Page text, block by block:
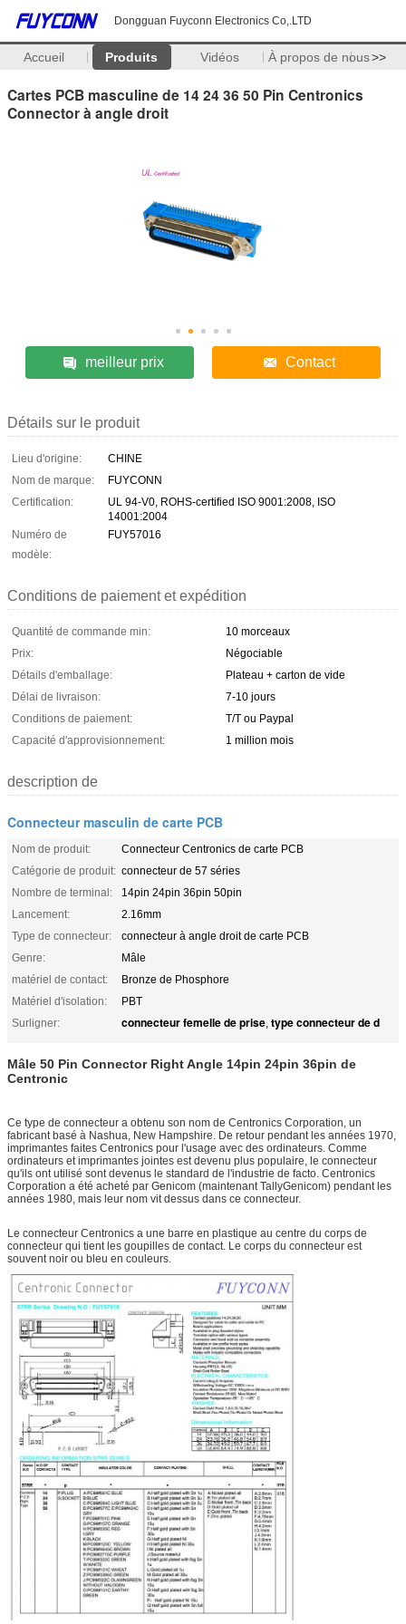
Dongguan Fuyconn Electronics Co,.LTD
Accueil Produits Vidéos À propos de nous>>
Cartes PCB masculine de 14 24 36 50 Pin Centronics
Connector à angle droit
meilleur prix Contact
Détails sur le produit
Lieu d'origine:
CHINE
Nom de marque:
FUYCONN
Certification:
UL 94-V0, ROHS-certified ISO 9001:2008, ISO
14001:2004
Numéro de
modèle:
FUY57016
Conditions de paiement et expédition
Quantité de commande min:
10 morceaux
Prix:
Négociable
Détails d'emballage:
Plateau + carton de vide
Délai de livraison:
7-10 jours
Conditions de paiement:
T/T ou Paypal
Capacité d'approvisionnement:
1 million mois
description de
Connecteur masculin de carte PCB
Nom de produit:
Connecteur Centronics de carte PCB
Catégorie de produit: connecteur de 57 séries
Nombre de terminal:
14pin 24pin 36pin 50pin
Lancement:
2.16mm
Type de connecteur:
connecteur à angle droit de carte PCB
Genre:
Mâle
matériel de contact:
Bronze de Phosphore
Matériel d'isolation:
PBT
Surligner:
connecteur femelle de prise, type connecteur de d
Mâle 50 Pin Connector Right Angle 14pin 24pin 36pin de
Centronic
Ce type de connecteur a obtenu son nom de Centronics Corporation, un
fabricant basé à Nashua, New Hampshire. De retour pendant les années 1970,
imprimantes faites Centronics pour l'usage avec des ordinateurs. Comme
ordinateurs et imprimantes jointes est devenu plus populaire, le connecteur
qu'ils ont utilisé sont devenus le standard de l'industrie de facto. Centronics
Corporation a été acheté par Genicom (maintenant TallyGenicom) pendant les
années 1980, mais leur nom vit dessus dans ce connecteur.
Le connecteur Centronics a une barre en plastique au centre du corps de
connecteur qui tient les goupilles de contact. Le corps du connecteur est
souvent noir ou bleu en couleurs.